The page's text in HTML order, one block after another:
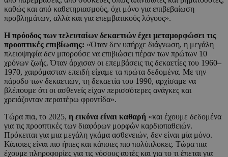
καθώς και από καθετηριασμούς, όχι μόνο για επιβεβαίωση
προβλημάτων, αλλά και για επεμβατικούς λόγους».
Η πρόοδος των τελευταίων δεκαετιών έχει μεταμορφώσει τις
προοπτικές επιβίωσης: «Όταν δεν υπήρχε διάγνωση, η μεγάλη
πλειοψηφία δεν μπορούσε να επιβιώσει πέραν των πρώτων 10
χρόνων ζωής. Όταν άρχισαν οι επεμβάσεις τις δεκαετίες του 1960–
1970, χαιρόμασταν επειδή είχαμε τα πρώτα δεδομένα. Με την
πάροδο των δεκαετιών, τη δεκαετία του 1990, αρχίσαμε να
βλέπουμε ότι οι ασθενείς είχαν περισσότερες ανάγκες και
χρειάζονταν περαιτέρω φροντίδα».
Τώρα πια, το 2025, η εικόνα είναι καθαρή «και έχουμε δεδομένα
για τις προοπτικές των διαφόρων μορφών καρδιοπαθειών.
Πρόκειται για μια μεγάλη γκάμα ασθενειών, δεν είναι μία μόνο.
Κάποιες είναι πιο ήπιες και κάποιες πιο πολύπλοκες. Τώρα πια
έχουμε πληροφορίες για τις νόσους αυτές και για το τι έπεται για